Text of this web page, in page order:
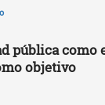
pública como
objetivo